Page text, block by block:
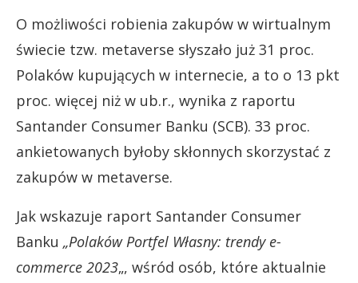
O możliwości robienia zakupów w wirtualnym
świecie tzw. metaverse słyszało już 31 proc.
Polaków kupujących w internecie, a to o 13 pkt
proc. więcej niż w ub.r., wynika z raportu
Santander Consumer Banku (SCB). 33 proc.
ankietowanych byłoby skłonnych skorzystać z
zakupów w metaverse.
Jak wskazuje raport Santander Consumer
Banku „Polaków Portfel Własny: trendy e-
commerce 2023„, wśród osób, które aktualnie